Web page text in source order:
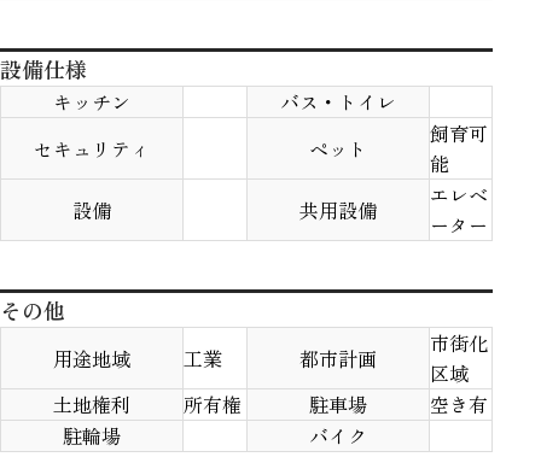
設備仕様
キッチン
バス・トイレ
セキュリティ
ペット
飼育可
能
設備
共用設備
エレベ
ーター
その他
用途地域 工業 都市計画
市街化
区域
土地権利
所有権 駐車場
空き有
駐輪場
バイク